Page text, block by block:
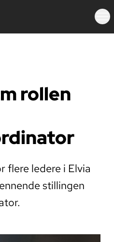
rollen
flere ledere i Elvia
stillingen